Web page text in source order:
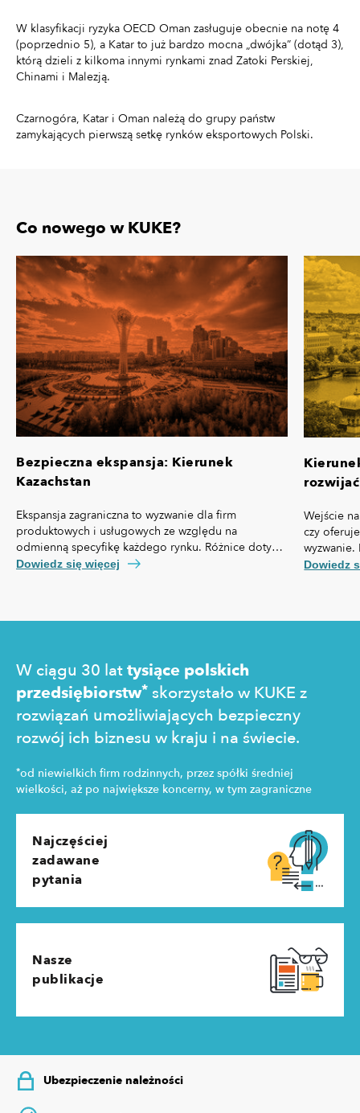
W klasyfikacji ryzyka OECD Oman zasługuje obecnie na notę 4
(poprzednio 5), a Katar to już bardzo mocna „dwójka” (dotąd 3),
którą dzieli z kilkoma innymi rynkami znad Zatoki Perskiej,
Chinami i Malezją.
Czarnogóra, Katar i Oman należą do grupy państw
zamykających pierwszą setkę rynków eksportowych Polski.
Co nowego w KUKE?
Bezpieczna ekspansja: Kierunek
Kazachstan
Ekspansja zagraniczna to wyzwanie dla firm
produktowych i usługowych ze względu na
odmienną specyfikę każdego rynku. Różnice dotyczą
nie tylko przepisów prawa czy technologii, ale też,
Dowiedz się więcej
Wejście
czy
własną
Dowiedz
W ciągu 30 lattysiące polskich
przedsiębiorstw* skorzystało w KUKE z
rozwiązań umożliwiających bezpieczny
rozwój ich biznesu w kraju i na świecie.
*od niewielkich firm rodzinnych, przez spółki średniej
wielkości, aż po największe koncerny, w tym zagraniczne
Najczęściej
zadawane
pytania
Nasze
publikacje
Ubezpieczenie należności